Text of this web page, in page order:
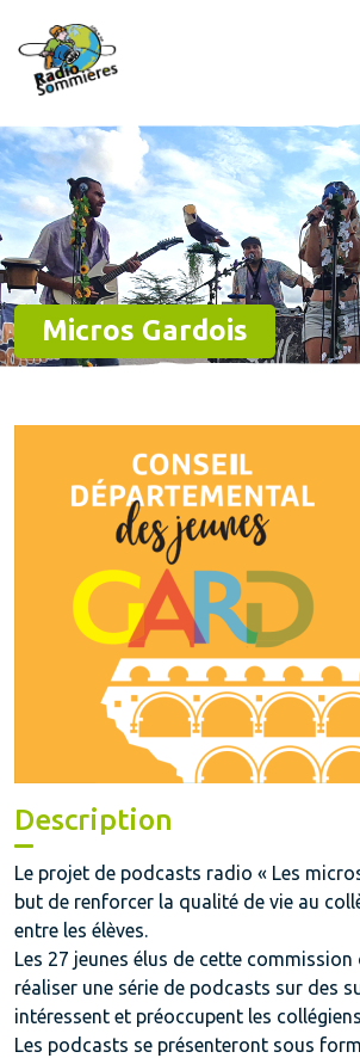
Micros Gardois
Description
Le projet de podcasts radio « Les
but de renforcer la qualité de vie au
entre les élèves.
Les 27 jeunes élus de cette commission
réaliser une série de podcasts sur des
intéressent et préoccupent les
Les podcasts se présenteront sous